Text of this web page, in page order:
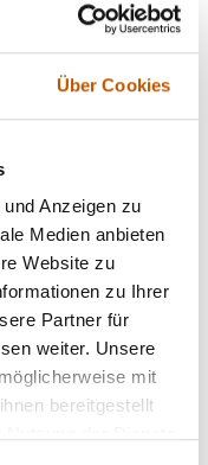
Über Cookies
Anzeigen zu
Medien anbieten
Website zu
zu Ihrer
Partner für
weiter. Unsere
mit
bereitgestellt
Ing.
2000